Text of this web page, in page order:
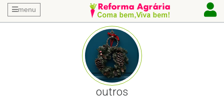
menu
outros